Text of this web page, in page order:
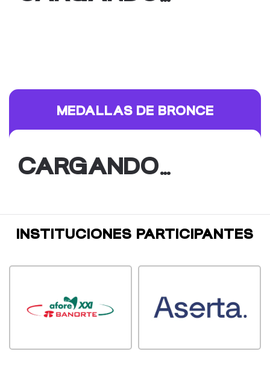
MEDALLAS DE BRONCE
CARGANDO…
INSTITUCIONES PARTICIPANTES